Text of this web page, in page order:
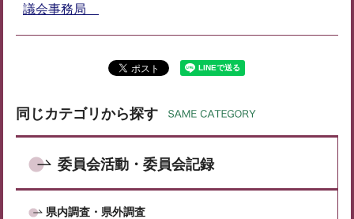
議会事務局
同じカテゴリから探す
委員会活動・委員会記録
県内調査・県外調査